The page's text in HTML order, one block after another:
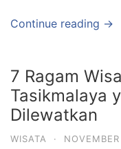
Continue reading →
7 Ragam
Tasikmalaya
Dilewatkan
WISATA ·